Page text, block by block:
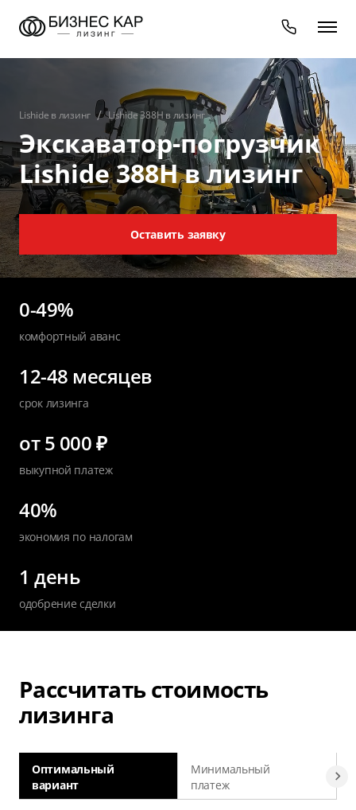
Lishide в лизинг Lishide 388Н в лизинг
Экскаватор-погрузчик
Lishide 388Н в лизинг
Оставить заявку
0-49%
комфортный аванс
12-48 месяцев
срок лизинга
от 5 000 ₽
выкупной платеж
40%
экономия по налогам
1 день
одобрение сделки
Рассчитать стоимость
лизинга
Оптимальный
вариант
Минимальный
платеж